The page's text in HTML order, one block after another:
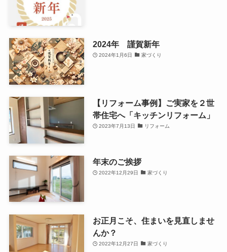
2024年 謹賀新年
2024年1月6日 家づくり
【リフォーム事例】ご実家を２世
帯住宅へ「キッチンリフォーム」
2023年7月13日 リフォーム
年末のご挨拶
2022年12月29日 家づくり
お正月こそ、住まいを見直しませ
んか？
2022年12月27日 家づくり